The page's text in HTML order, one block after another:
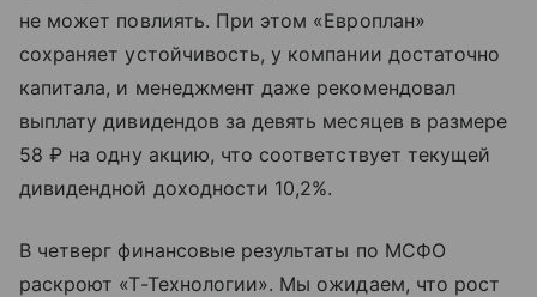
не может повлиять. При этом «Европлан»
сохраняет устойчивость, у компании достаточно
капитала, и менеджмент даже рекомендовал
выплату дивидендов за девять месяцев в размере
58 ₽ на одну акцию, что соответствует текущей
дивидендной доходности 10,2%.
В четверг финансовые результаты по МСФО
раскроют «Т-Технологии». Мы ожидаем, что рост